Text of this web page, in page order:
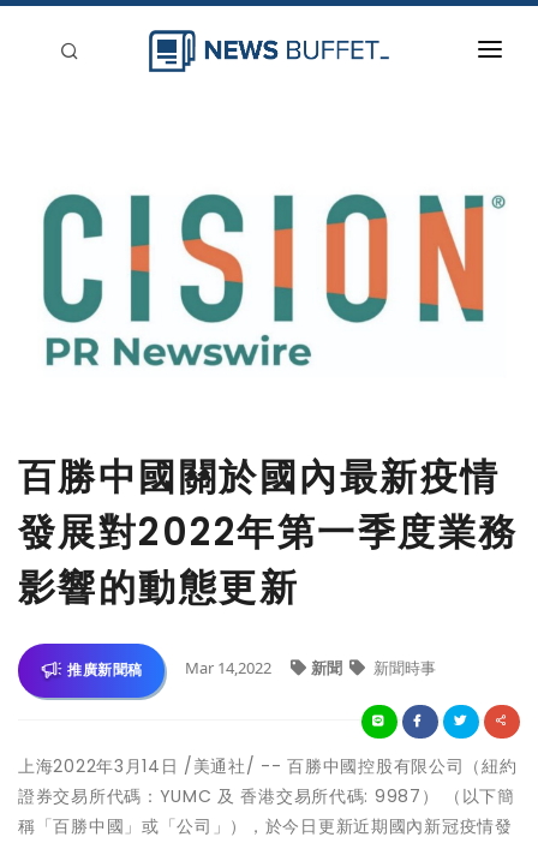
登入
百勝中國關於國內最新疫情
發展對2022年第一季度業務
影響的動態更新
推廣新聞稿 Mar 14,2022 新聞 新聞時事
上海2022年3月14日 /美通社/ -- 百勝中國控股有限公司（紐約
證券交易所代碼：YUMC 及 香港交易所代碼: 9987） （以下簡
稱「百勝中國」或「公司」），於今日更新近期國內新冠疫情發